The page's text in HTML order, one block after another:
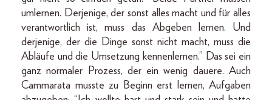
umlernen. Derjenige, der sonst alles macht und für alles
verantwortlich ist, muss das Abgeben lernen. Und
derjenige, der die Dinge sonst nicht macht, muss die
Abläufe und die Umsetzung kennenlernen.” Das sei ein
ganz normaler Prozess, der ein wenig dauere. Auch
Cammarata musste zu Beginn erst lernen, Aufgaben